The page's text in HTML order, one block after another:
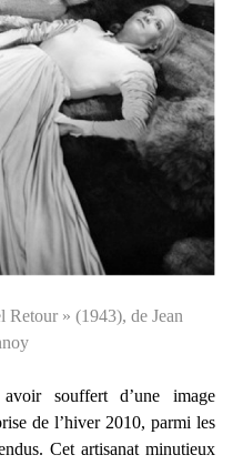
Retour » (1943), de Jean
souffert d’une image
de l’hiver 2010, parmi les
Cet artisanat minutieux